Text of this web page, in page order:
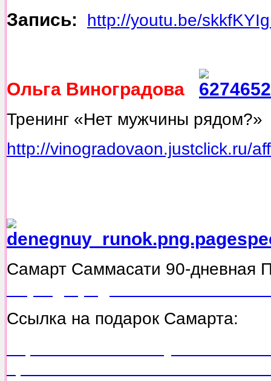
Запись: http://youtu.be/
Ольга Виноградова
Тренинг «Нет мужчины рядом?»
http://vinogradovaon.justclick.ru/
Самарт Саммасати 90-дневная
Ссылка на подарок Самарта: